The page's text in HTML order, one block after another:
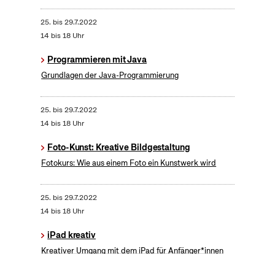
25. bis29.7.2022
14 bis 18 Uhr
Programmieren mit Java
Grundlagen der Java-Programmierung
25. bis29.7.2022
14 bis 18 Uhr
Foto-Kunst: Kreative Bildgestaltung
Fotokurs: Wie aus einem Foto ein Kunstwerk wird
25. bis29.7.2022
14 bis 18 Uhr
iPad kreativ
Kreativer Umgang mit dem iPad für Anfänger*innen